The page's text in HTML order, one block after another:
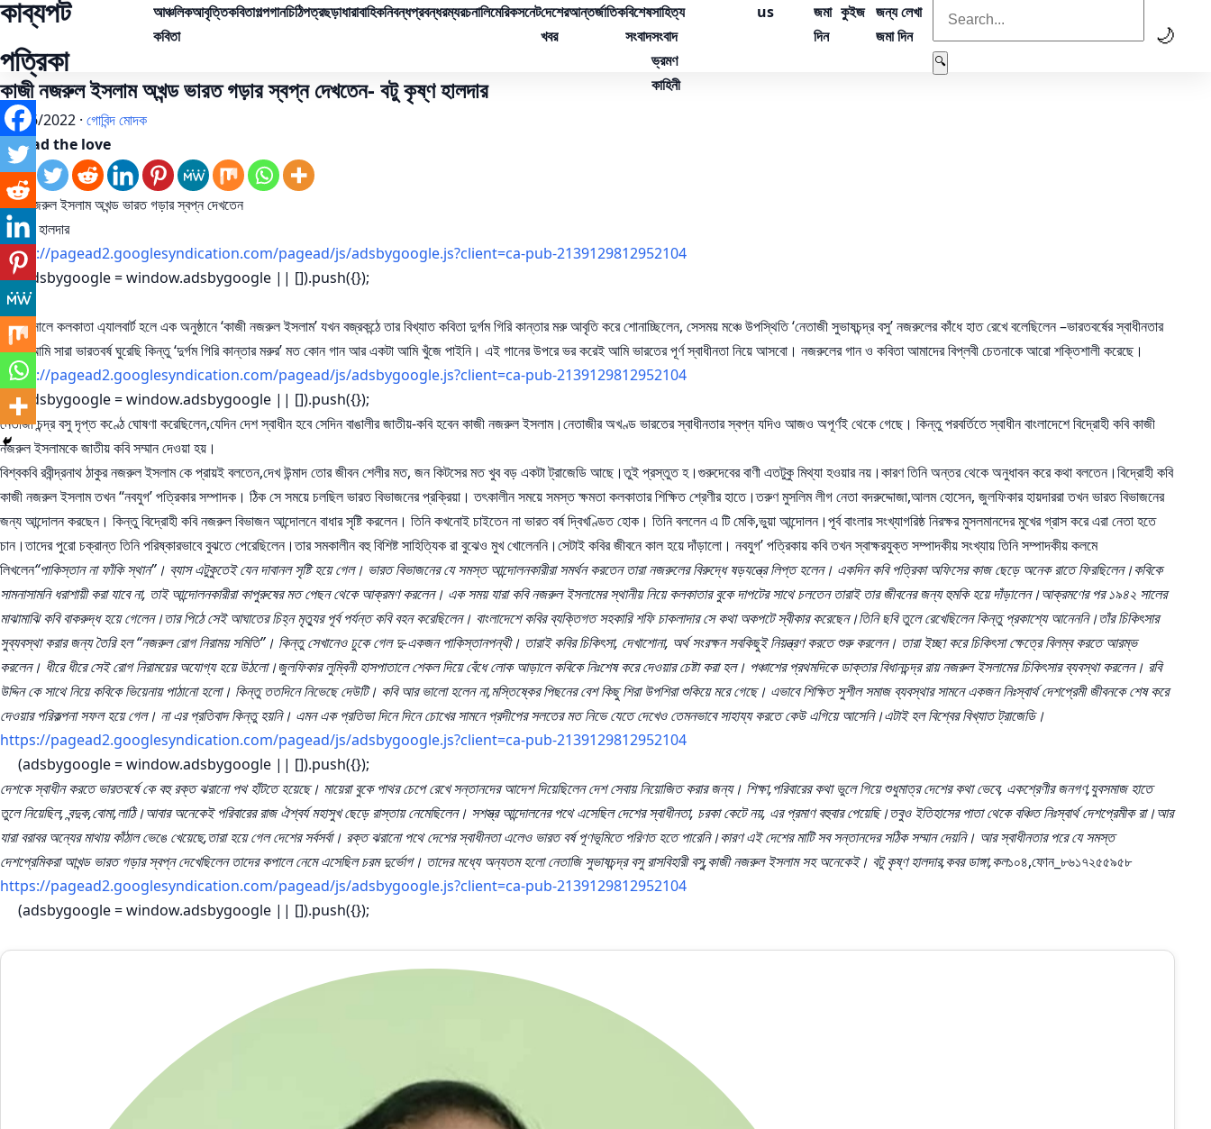
কাব্যপট
পত্রিকা
আঞ্চলিক
কবিতা
আবৃত্তিকবিতাগল্পগানচিঠিপত্রছড়াধারাবাহিকনিবন্ধপ্রবন্ধরম্যরচনালিমেরিকসনেটদেশের
খবর
আন্তর্জাতিকবিশেষ
সংবাদ
সাহিত্য
সংবাদ
ভ্রমণ
কাহিনী
us
জমা
দিন
কুইজ জন্য লেখা
জমা দিন
🔍
🌙
কাজী নজরুল ইসলাম অখন্ড ভারত গড়ার স্বপ্ন দেখতেন- বটু কৃষ্ণ হালদার
09/06/2022 · গোবিন্দ মোদক
Spread the love
কাজী নজরুল ইসলাম অখন্ড ভারত গড়ার স্বপ্ন দেখতেন
বটু কৃষ্ণ হালদার
https://pagead2.googlesyndication.com/pagead/js/adsbygoogle.js?client=ca-pub-2139129812952104
(adsbygoogle = window.adsbygoogle || []).push({});
১৯২৯ সালে কলকাতা এ্যালবার্ট হলে এক অনুষ্ঠানে ‘কাজী নজরুল ইসলাম’ যখন বজ্রকন্ঠে তার বিখ্যাত কবিতা দুর্গম গিরি কান্তার মরু আবৃতি করে শোনাচ্ছিলেন, সেসময় মঞ্চে উপস্থিতি ‘নেতাজী সুভাষচন্দ্র বসু’ নজরুলের কাঁধে হাত রেখে বলেছিলেন –ভারতবর্ষের স্বাধীনতার
জন্যে আমি সারা ভারতবর্ষ ঘুরেছি কিন্তু ‘দুর্গম গিরি কান্তার মরুর’ মত কোন গান আর একটা আমি খুঁজে পাইনি। এই গানের উপরে ভর করেই আমি ভারতের পূর্ণ স্বাধীনতা নিয়ে আসবো। নজরুলের গান ও কবিতা আমাদের বিপ্লবী চেতনাকে আরো শক্তিশালী করেছে।
https://pagead2.googlesyndication.com/pagead/js/adsbygoogle.js?client=ca-pub-2139129812952104
(adsbygoogle = window.adsbygoogle || []).push({});
নেতাজী চন্দ্র বসু দৃপ্ত কণ্ঠে ঘোষণা করেছিলেন,যেদিন দেশ স্বাধীন হবে সেদিন বাঙালীর জাতীয়-কবি হবেন কাজী নজরুল ইসলাম।নেতাজীর অখণ্ড ভারতের স্বাধীনতার স্বপ্ন যদিও আজও অপূর্ণই থেকে গেছে। কিন্তু পরবর্তিতে স্বাধীন বাংলাদেশে বিদ্রোহী কবি কাজী
নজরুল ইসলামকে জাতীয় কবি সম্মান দেওয়া হয়।
বিশ্বকবি রবীন্দ্রনাথ ঠাকুর নজরুল ইসলাম কে প্রায়ই বলতেন,দেখ উন্মাদ তোর জীবন শেলীর মত, জন কিটসের মত খুব বড় একটা ট্রাজেডি আছে।তুই প্রস্তুত হ।গুরুদেবের বাণী এতটুকু মিথ্যা হওয়ার নয়।কারণ তিনি অন্তর থেকে অনুধাবন করে কথা বলতেন।বিদ্রোহী কবি
কাজী নজরুল ইসলাম তখন “নবযুগ’ পত্রিকার সম্পাদক। ঠিক সে সময়ে চলছিল ভারত বিভাজনের প্রক্রিয়া। তৎকালীন সময়ে সমস্ত ক্ষমতা কলকাতার শিক্ষিত শ্রেণীর হাতে।তরুণ মুসলিম লীগ নেতা বদরুদ্দোজা,আলম হোসেন, জুলফিকার হায়দাররা তখন ভারত বিভাজনের
জন্য আন্দোলন করছেন। কিন্তু বিদ্রোহী কবি নজরুল বিভাজন আন্দোলনে বাধার সৃষ্টি করলেন। তিনি কখনোই চাইতেন না ভারত বর্ষ দ্বিখণ্ডিত হোক। তিনি বললেন এ টি মেকি,ভুয়া আন্দোলন।পূর্ব বাংলার সংখ্যাগরিষ্ঠ নিরক্ষর মুসলমানদের মুখের গ্রাস করে এরা নেতা হতে
চান।তাদের পুরো চক্রান্ত তিনি পরিষ্কারভাবে বুঝতে পেরেছিলেন।তার সমকালীন বহু বিশিষ্ট সাহিত্যিক রা বুঝেও মুখ খোলেননি।সেটাই কবির জীবনে কাল হয়ে দাঁড়ালো। নবযুগ’ পত্রিকায় কবি তখন স্বাক্ষরযুক্ত সম্পাদকীয় সংখ্যায় তিনি সম্পাদকীয় কলমে
লিখলেন“পাকিস্তান না ফাঁকি স্থান”। ব্যাস এটুকুতেই যেন দাবানল সৃষ্টি হয়ে গেল। ভারত বিভাজনের যে সমস্ত আন্দোলনকারীরা সমর্থন করতেন তারা নজরুলের বিরুদ্ধে ষড়যন্ত্রে লিপ্ত হলেন। একদিন কবি পত্রিকা অফিসের কাজ ছেড়ে অনেক রাতে ফিরছিলেন।কবিকে
সামনাসামনি ধরাশায়ী করা যাবে না, তাই আন্দোলনকারীরা কাপুরুষের মত পেছন থেকে আক্রমণ করলেন। এক সময় যারা কবি নজরুল ইসলামের স্থানীয় নিয়ে কলকাতার বুকে দাপটের সাথে চলতেন তারাই তার জীবনের জন্য হুমকি হয়ে দাঁড়ালেন।আক্রমণের পর ১৯৪২ সালের
মাঝামাঝি কবি বাকরুদ্ধ হয়ে গেলেন।তার পিঠে সেই আঘাতের চিহ্ন মৃত্যুর পূর্ব পর্যন্ত কবি বহন করেছিলেন। বাংলাদেশে কবির ব্যক্তিগত সহকারি শফি চাকলাদার সে কথা অকপটে স্বীকার করেছেন।তিনি ছবি তুলে রেখেছিলেন কিন্তু প্রকাশ্যে আনেননি।তাঁর চিকিৎসার
সুব্যবস্থা করার জন্য তৈরি হল “নজরুল রোগ নিরাময় সমিতি”। কিন্তু সেখানেও ঢুকে গেল দু-একজন পাকিস্তানপন্থী। তারাই কবির চিকিৎসা, দেখাশোনা, অর্থ সংরক্ষন সবকিছুই নিয়ন্ত্রণ করতে শুরু করলেন। তারা ইচ্ছা করে চিকিৎসা ক্ষেত্রে বিলম্ব করতে আরম্ভ
করলেন। ধীরে ধীরে সেই রোগ নিরাময়ের অযোগ্য হয়ে উঠলো।জুলফিকার লুম্বিনী হাসপাতালে শেকল দিয়ে বেঁধে লোক আড়ালে কবিকে নিঃশেষ করে দেওয়ার চেষ্টা করা হল। পঞ্চাশের প্রথমদিকে ডাক্তার বিধানচন্দ্র রায় নজরুল ইসলামের চিকিৎসার ব্যবস্থা করলেন। রবি
উদ্দিন কে সাথে নিয়ে কবিকে ভিয়েনায় পাঠানো হলো। কিন্তু ততদিনে নিভেছে দেউটি। কবি আর ভালো হলেন না,মস্তিষ্কের পিছনের বেশ কিছু শিরা উপশিরা শুকিয়ে মরে গেছে। এভাবে শিক্ষিত সুশীল সমাজ ব্যবস্থার সামনে একজন নিঃস্বার্থ দেশপ্রেমী জীবনকে শেষ করে
দেওয়ার পরিকল্পনা সফল হয়ে গেল। না এর প্রতিবাদ কিন্তু হয়নি। এমন এক প্রতিভা দিনে দিনে চোখের সামনে প্রদীপের সলতের মত নিভে যেতে দেখেও তেমনভাবে সাহায্য করতে কেউ এগিয়ে আসেনি।এটাই হল বিশ্বের বিখ্যাত ট্রাজেডি।
https://pagead2.googlesyndication.com/pagead/js/adsbygoogle.js?client=ca-pub-2139129812952104
(adsbygoogle = window.adsbygoogle || []).push({});
দেশকে স্বাধীন করতে ভারতবর্ষে কে বহু রক্ত ঝরানো পথ হাঁটতে হয়েছে। মায়েরা বুকে পাথর চেপে রেখে সন্তানদের আদেশ দিয়েছিলেন দেশ সেবায় নিয়োজিত করার জন্য। শিক্ষা,পরিবারের কথা ভুলে গিয়ে শুধুমাত্র দেশের কথা ভেবে, একশ্রেণীর জনগণ,যুবসমাজ হাতে
তুলে নিয়েছিল, বন্দুক,বোমা,লাঠি।আবার অনেকেই পরিবারের রাজ ঐশ্বর্য মহাসুখ ছেড়ে রাস্তায় নেমেছিলেন। সশস্ত্র আন্দোলনের পথে এসেছিল দেশের স্বাধীনতা, চরকা কেটে নয়, এর প্রমাণ বহুবার পেয়েছি।তবুও ইতিহাসের পাতা থেকে বঞ্চিত নিঃস্বার্থ দেশপ্রেমীক রা।আর
যারা বরাবর অন্যের মাথায় কাঁঠাল ভেঙে খেয়েছে,তারা হয়ে গেল দেশের সর্বসর্বা। রক্ত ঝরানো পথে দেশের স্বাধীনতা এলেও ভারত বর্ষ পূণভূমিতে পরিণত হতে পারেনি।কারণ এই দেশের মাটি সব সন্তানদের সঠিক সম্মান দেয়নি। আর স্বাধীনতার পরে যে সমস্ত
দেশপ্রেমিকরা আখন্ড ভারত গড়ার স্বপ্ন দেখেছিলেন তাদের কপালে নেমে এসেছিল চরম দুর্ভোগ। তাদের মধ্যে অন্যতম হলো নেতাজি সুভাষচন্দ্র বসু রাসবিহারী বসু,কাজী নজরুল ইসলাম সহ অনেকেই। বটু কৃষ্ণ হালদার,কবর ডাঙ্গা,কল১০৪,ফোন_৮৬১৭২৫৫৯৫৮
https://pagead2.googlesyndication.com/pagead/js/adsbygoogle.js?client=ca-pub-2139129812952104
(adsbygoogle = window.adsbygoogle || []).push({});